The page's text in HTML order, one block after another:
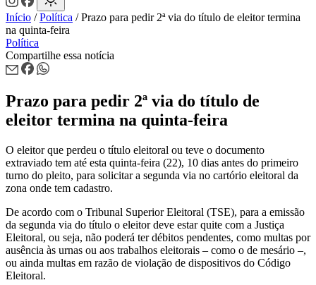
Início / Política / Prazo para pedir 2ª via do título de eleitor termina
na quinta-feira
Política
Compartilhe essa notícia
Prazo para pedir 2ª via do título de
eleitor termina na quinta-feira
O eleitor que perdeu o título eleitoral ou teve o documento
extraviado tem até esta quinta-feira (22), 10 dias antes do primeiro
turno do pleito, para solicitar a segunda via no cartório eleitoral da
zona onde tem cadastro.
De acordo com o Tribunal Superior Eleitoral (TSE), para a emissão
da segunda via do título o eleitor deve estar quite com a Justiça
Eleitoral, ou seja, não poderá ter débitos pendentes, como multas por
ausência às urnas ou aos trabalhos eleitorais – como o de mesário –,
ou ainda multas em razão de violação de dispositivos do Código
Eleitoral.